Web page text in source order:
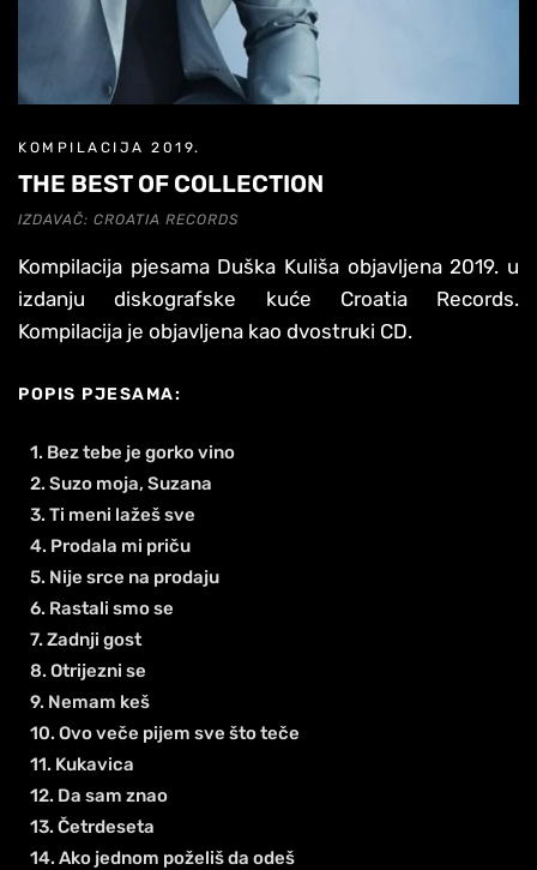
KOMPILACIJA 2019.
THE BEST OF COLLECTION
IZDAVAČ: CROATIA RECORDS
Kompilacija pjesama Duška Kuliša objavljena 2019. u
izdanju diskografske kuće Croatia Records.
Kompilacija je objavljena kao dvostruki CD.
POPIS PJESAMA:
1. Bez tebe je gorko vino
2. Suzo moja, Suzana
3. Ti meni lažeš sve
4. Prodala mi priču
5. Nije srce na prodaju
6. Rastali smo se
7. Zadnji gost
8. Otrijezni se
9. Nemam keš
10. Ovo veče pijem sve što teče
11. Kukavica
12. Da sam znao
13. Četrdeseta
14. Ako jednom poželiš da odeš